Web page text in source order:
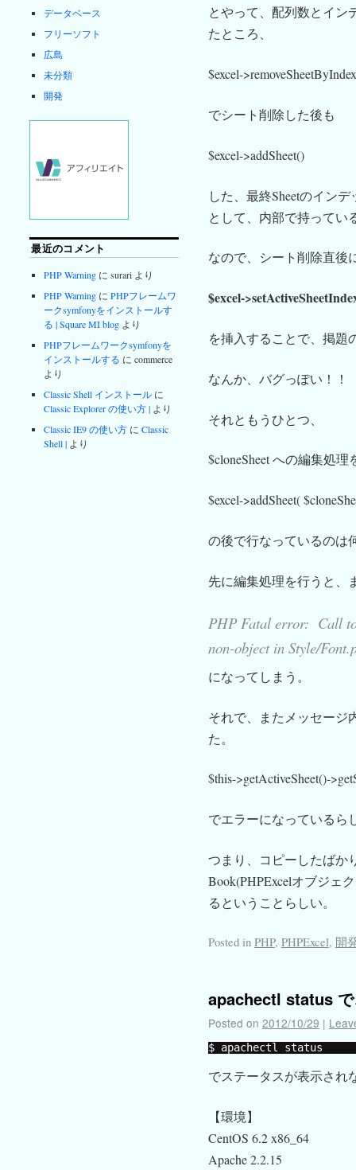
とやって、配列数とイン
たところ、
$excel-
でシート削除した後も
$excel->addSheet()
した、最終Sheetのインデ
として、内部で持ってい
なので、シート削除直後
$excel-
を挿入することで、掲題
なんか、バグっぽい！！
それともうひとつ、
$cloneSheet への編集処理
$excel->addSheet(
の後で行なっているのは
先に編集処理を行うと、
PHP Fatal error: Call
non-object in Style/
になってしまう。
それで、またメッセージ
た。
$this->getActiveSheet()-
でエラーになっているら
つまり、コピーしたばか
Book(PHPExcelオブジェ
るということらしい。
Posted in PHP, PHPExcel, 開
apachectl status で
Posted on 2012/10/29 |
$ apachectl status
でステータスが表示され
【環境】
CentOS 6.2 x86_64
Apache 2.2.15
データベース
フリーソフト
広島
未分類
開発
最近のコメント
PHP Warning に surari より
PHP Warning にPHPフレームワ
ークsymfonyをインストールす
る | Square MI blog より
PHPフレームワークsymfonyを
インストールする に commerce
より
Classic Shell インストール に
Classic Explorer の使い方 | より
Classic IE9 の使い方 にClassic
Shell | より